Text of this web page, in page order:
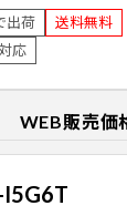
出荷
送料無料
応
WEB販売価
I5G6T